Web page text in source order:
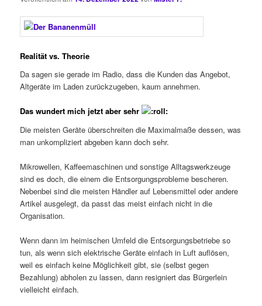
Realität vs. Theorie
Da sagen sie gerade im Radio, dass die Kunden das Angebot,
Altgeräte im Laden zurückzugeben, kaum annehmen.
Das wundert mich jetzt aber sehr
Die meisten Geräte überschreiten die Maximalmaße dessen, was
man unkompliziert abgeben kann doch sehr.
Mikrowellen, Kaffeemaschinen und sonstige Alltagswerkzeuge
sind es doch, die einem die Entsorgungsprobleme bescheren.
Nebenbei sind die meisten Händler auf Lebensmittel oder andere
Artikel ausgelegt, da passt das meist einfach nicht in die
Organisation.
Wenn dann im heimischen Umfeld die Entsorgungsbetriebe so
tun, als wenn sich elektrische Geräte einfach in Luft auflösen,
weil es einfach keine Möglichkeit gibt, sie (selbst gegen
Bezahlung) abholen zu lassen, dann resigniert das Bürgerlein
vielleicht einfach.